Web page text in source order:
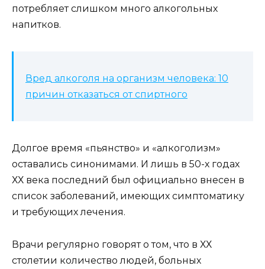
потребляет слишком много алкогольных
напитков.
Вред алкоголя на организм человека: 10
причин отказаться от спиртного
Долгое время «пьянство» и «алкоголизм»
оставались синонимами. И лишь в 50-х годах
ХХ века последний был официально внесен в
список заболеваний, имеющих симптоматику
и требующих лечения.
Врачи регулярно говорят о том, что в ХХ
столетии количество людей, больных